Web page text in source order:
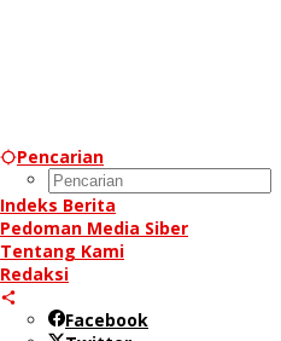
Pencarian
Indeks Berita
Pedoman Media Siber
Tentang Kami
Redaksi
Facebook